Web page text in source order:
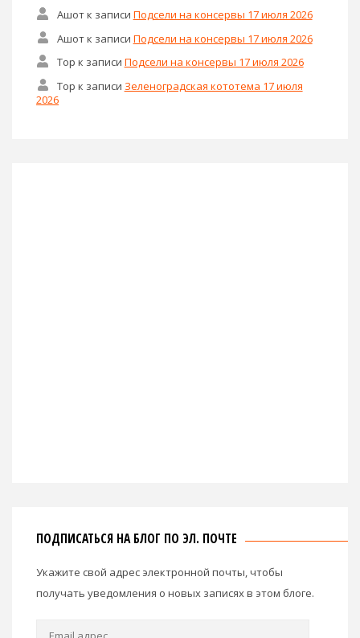
Ашотк записи Подсели на консервы 17 июля 2026
Ашотк записи Подсели на консервы 17 июля 2026
Тор к записи Подсели на консервы 17 июля 2026
Тор к записи Зеленоградская кототема 17 июля
2026
ПОДПИСАТЬСЯ НА БЛОГ ПО ЭЛ. ПОЧТЕ
Укажите свой адрес электронной почты, чтобы
получать уведомления о новых записях в этом блоге.
Email